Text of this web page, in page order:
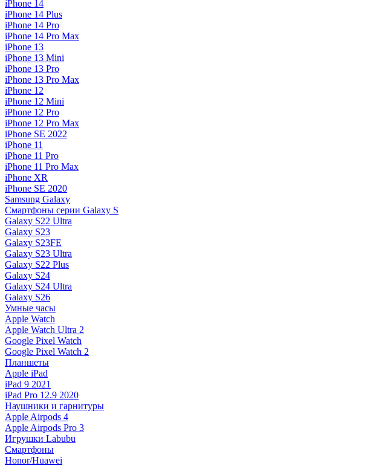
iPhone 14
iPhone 14 Plus
iPhone 14 Pro
iPhone 14 Pro Max
iPhone 13
iPhone 13 Mini
iPhone 13 Pro
iPhone 13 Pro Max
iPhone 12
iPhone 12 Mini
iPhone 12 Pro
iPhone 12 Pro Max
iPhone SE 2022
iPhone 11
iPhone 11 Pro
iPhone 11 Pro Max
iPhone XR
iPhone SE 2020
Samsung Galaxy
Смартфоны серии Galaxy S
Galaxy S22 Ultra
Galaxy S23
Galaxy S23FE
Galaxy S23 Ultra
Galaxy S22 Plus
Galaxy S24
Galaxy S24 Ultra
Galaxy S26
Умные часы
Apple Watch
Apple Watch Ultra 2
Google Pixel Watch
Google Pixel Watch 2
Планшеты
Apple iPad
iPad 9 2021
iPad Pro 12.9 2020
Наушники и гарнитуры
Apple Airpods 4
Apple Airpods Pro 3
Игрушки Labubu
Смартфоны
Honor/Huawei